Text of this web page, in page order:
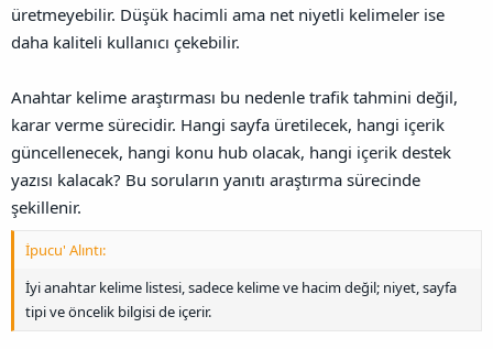
üretmeyebilir. Düşük hacimli ama net niyetli kelimeler ise
daha kaliteli kullanıcı çekebilir.
Anahtar kelime araştırması bu nedenle trafik tahmini değil,
karar verme sürecidir. Hangi sayfa üretilecek, hangi içerik
güncellenecek, hangi konu hub olacak, hangi içerik destek
yazısı kalacak? Bu soruların yanıtı araştırma sürecinde
şekillenir.
İpucu' Alıntı:
İyi anahtar kelime listesi, sadece kelime ve hacim değil; niyet, sayfa
tipi ve öncelik bilgisi de içerir.